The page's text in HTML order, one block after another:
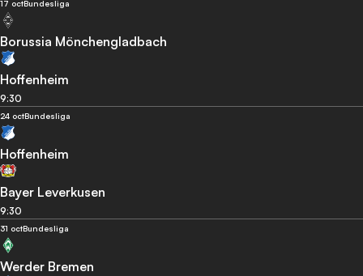
17 octBundesliga
Borussia Mönchengladbach
Hoffenheim
9:30
24 octBundesliga
Hoffenheim
Bayer Leverkusen
9:30
31 octBundesliga
Werder Bremen